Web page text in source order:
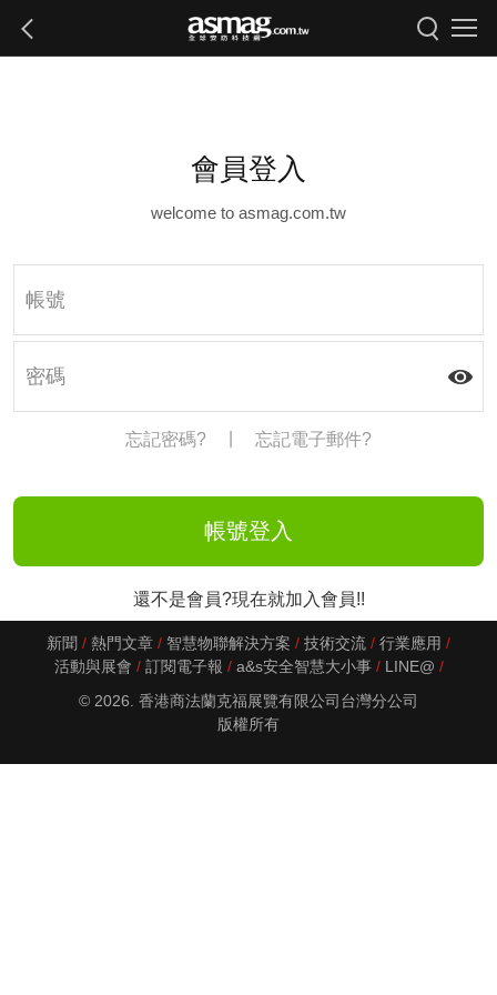
會員登入
welcome to asmag.com.tw
忘記密碼? 忘記電子郵件?
還不是會員?現在就加入會員!!
新聞 熱門文章 智慧物聯解決方案 技術交流
行業應用
活動與展會
訂閱電子報 a&s安全智慧大小事
LINE@
© 2026. 香港商法蘭克福展覽有限公司台灣分公司
版權所有